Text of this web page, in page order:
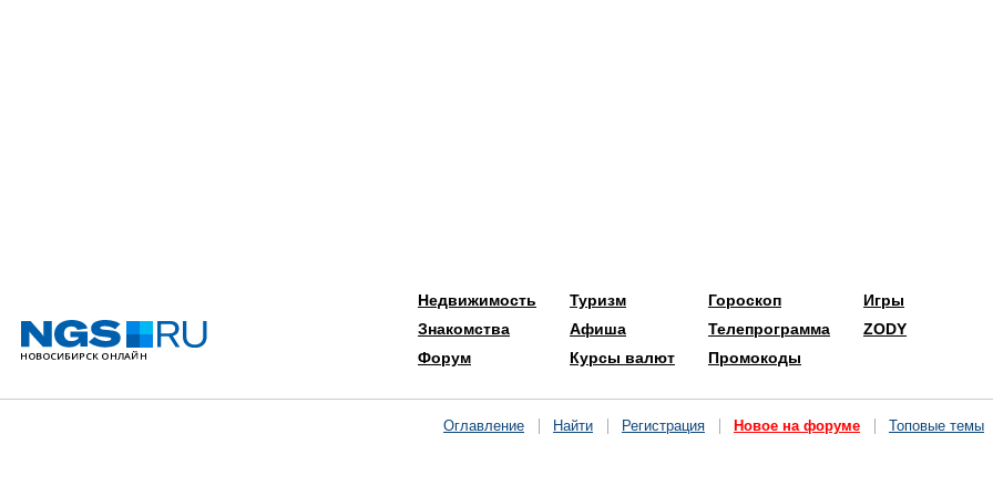
Недвижимость
Знакомства
Форум
Туризм
Афиша
Курсы валют
Гороскоп
Телепрограмма
Промокоды
Игры
ZODY
Оглавление Найти Регистрация Новое на форуме Топовые темы